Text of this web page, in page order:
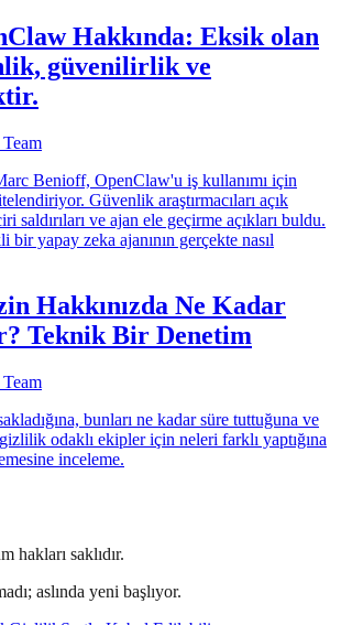
Hakkında: Eksik olan
güvenilirlik ve
Benioff, OpenClaw'u iş kullanımı için
Güvenlik araştırmacıları açık
saldırıları ve ajan ele geçirme açıkları buldu.
yapay zeka ajanının gerçekte nasıl
Hakkınızda Ne Kadar
Teknik Bir Denetim
bunları ne kadar süre tuttuğuna ve
odaklı ekipler için neleri farklı yaptığına
inceleme.
hakları saklıdır.
aslında yeni başlıyor.